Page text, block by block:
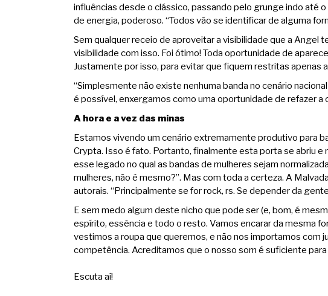
influências desde o clássico, passando pelo grunge indo até
de energia, poderoso. “Todos vão se identificar de alguma
Sem qualquer receio de aproveitar a visibilidade que a Angel
visibilidade com isso. Foi ótimo! Toda oportunidade de
Justamente por isso, para evitar que fiquem restritas apenas
“Simplesmente não existe nenhuma banda no cenário
é possível, enxergamos como uma oportunidade de refazer a
A hora e a vez das minas
Estamos vivendo um cenário extremamente produtivo para
Crypta. Isso é fato. Portanto, finalmente esta porta se abriu
esse legado no qual as bandas de mulheres sejam
mulheres, não é mesmo?”. Mas com toda a certeza. A
autorais. “Principalmente se for rock, rs. Se depender da
E sem medo algum deste nicho que pode ser (e, bom, é
espírito, essência e todo o resto. Vamos encarar da mesma
vestimos a roupa que queremos, e não nos importamos
competência. Acreditamos que o nosso som é suficiente
Escuta aí!